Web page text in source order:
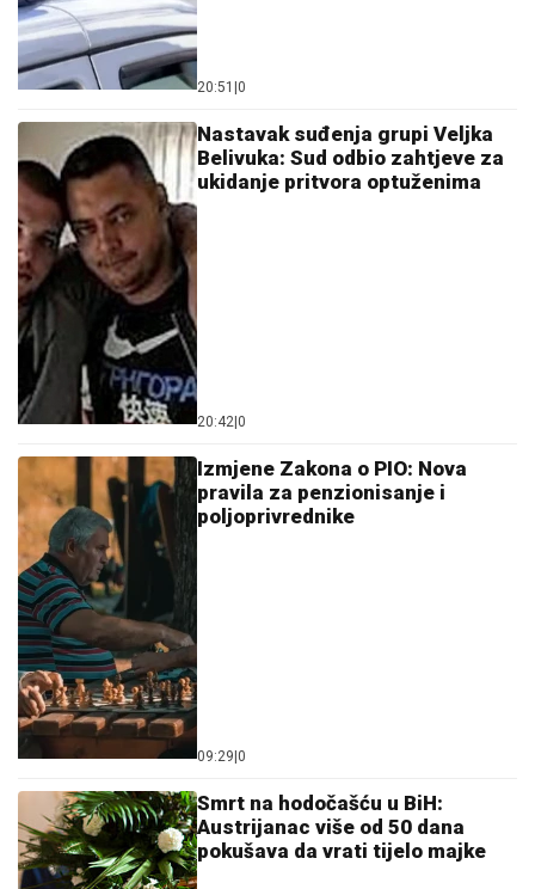
20:51 0
Nastavak suđenja grupi Veljka
Belivuka: Sud odbio zahtjeve za
ukidanje pritvora optuženima
20:42 0
Izmjene Zakona o PIO: Nova
pravila za penzionisanje i
poljoprivrednike
09:29 0
Smrt na hodočašću u BiH:
Austrijanac više od 50 dana
pokušava da vrati tijelo majke